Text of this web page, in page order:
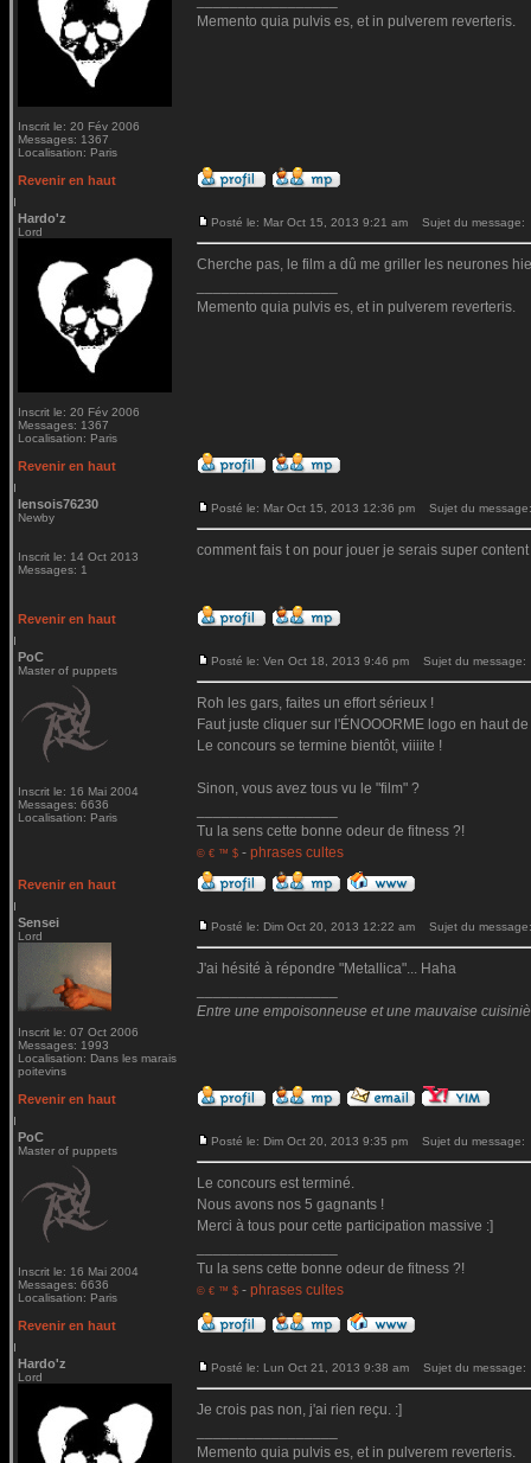
Inscrit le: 20 Fév 2006
Messages: 1367
Localisation: Paris
Memento quia pulvis es, et in pulverem reverteris.
Revenir en haut
Hardo'z
Lord
Inscrit le: 20 Fév 2006
Messages: 1367
Localisation: Paris
Posté le: Mar Oct 15, 2013 9:21 am Sujet du message:
Cherche pas, le film a dû me griller les neurones
Memento quia pulvis es, et in pulverem reverteris.
Revenir en haut
lensois76230
Newby
Inscrit le: 14 Oct 2013
Messages: 1
Posté le: Mar Oct 15, 2013 12:36 pm Sujet du
comment fais t on pour jouer je serais super
Revenir en haut
PoC
Master of puppets
Inscrit le: 16 Mai 2004
Messages: 6636
Localisation: Paris
Posté le: Ven Oct 18, 2013 9:46 pm Sujet du message:
Roh les gars, faites un effort sérieux !
Faut juste cliquer sur l'ÉNOOORME logo en haut
Le concours se termine bientôt, viiiite !
Sinon, vous avez tous vu le "film" ?
Tu la sens cette bonne odeur de fitness ?!
© € ™ $ - phrases cultes
Revenir en haut
Sensei
Lord
Inscrit le: 07 Oct 2006
Messages: 1993
Localisation: Dans les marais
poitevins
Posté le: Dim Oct 20, 2013 12:22 am Sujet du message:
J'ai hésité à répondre "Metallica"... Haha
Entre une empoisonneuse et une mauvaise
Revenir en haut
PoC
Master of puppets
Inscrit le: 16 Mai 2004
Messages: 6636
Localisation: Paris
Posté le: Dim Oct 20, 2013 9:35 pm Sujet du message:
Le concours est terminé.
Nous avons nos 5 gagnants !
Merci à tous pour cette participation massive :]
Tu la sens cette bonne odeur de fitness ?!
© € ™ $ - phrases cultes
Revenir en haut
Hardo'z
Lord
Posté le: Lun Oct 21, 2013 9:38 am Sujet du message:
Je crois pas non, j'ai rien reçu. :]
Memento quia pulvis es, et in pulverem reverteris.